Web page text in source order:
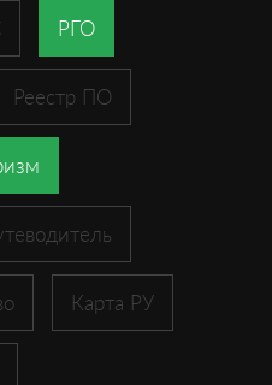
РГО
Реестр ПО
Карта РУ